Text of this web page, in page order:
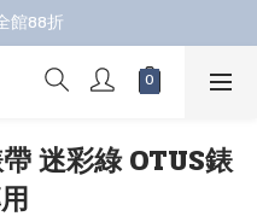
館88折
館88折
館滿899免運 🚚
迷彩綠 OTUS錶